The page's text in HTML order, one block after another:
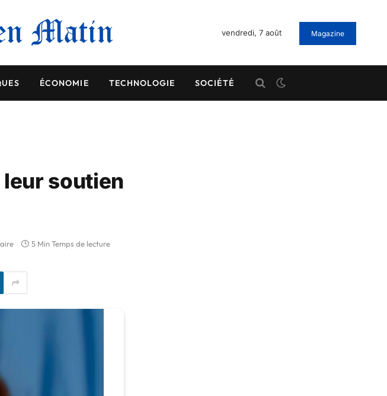
vendredi, 7 août Magazine
ÉCONOMIE TECHNOLOGIE SOCIÉTÉ
leur soutien
5 Min Temps de lecture